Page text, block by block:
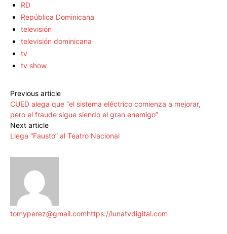
RD
República Dominicana
televisión
televisión dominicana
tv
tv show
Previous article
CUED alega que “el sistema eléctrico comienza a mejorar,
pero el fraude sigue siendo el gran enemigo”
Next article
Llega “Fausto” al Teatro Nacional
tomyperez@gmail.comhttps://lunatvdigital.com